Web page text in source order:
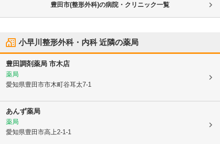
豊田市(整形外科)の病院・クリニック一覧
小早川整形外科・内科近隣の薬局
豊田調剤薬局 市木店
薬局
愛知県豊田市市木町谷耳太7-1
あんず薬局
薬局
愛知県豊田市高上2-1-1